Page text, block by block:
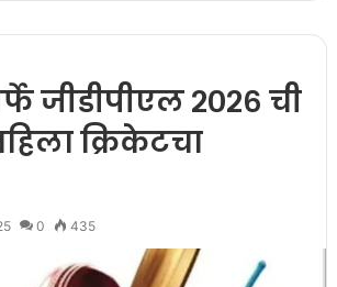
जीडीपीएल २०२६ ची
क्रिकेटचा
0 435